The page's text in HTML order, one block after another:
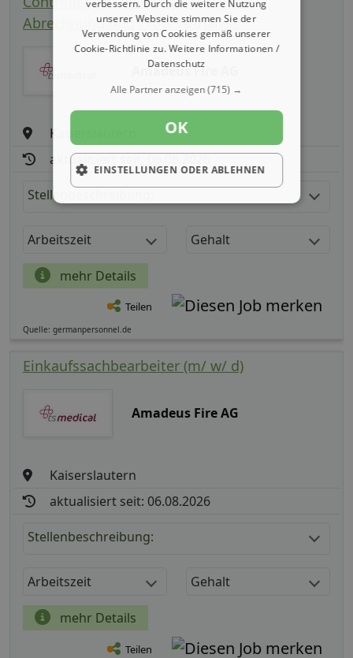
Abrechnung und Prozessanalyse
Amadeus Fire AG
Kaiserslautern
aktualisiert seit: 06.08.2026
Stellenbeschreibung:
Arbeitszeit Gehalt
mehr Details
Teilen
Quelle: germanpersonnel.de
Einkaufssachbearbeiter (m/ w/ d)
Amadeus Fire AG
Kaiserslautern
aktualisiert seit: 06.08.2026
Stellenbeschreibung:
Arbeitszeit Gehalt
mehr Details
Teilen
verbessern. Durch die weitere Nutzung
unserer Webseite stimmen Sie der
Verwendung von Cookies gemäß unserer
Cookie-Richtlinie zu.Weitere Informationen /
Datenschutz
Alle Partner anzeigen(715) →
OK
EINSTELLUNGEN ODER ABLEHNEN